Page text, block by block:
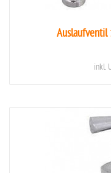
Auslaufventil
inkl.